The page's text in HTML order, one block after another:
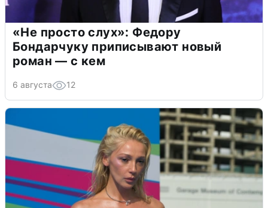
«Не просто слух»: Федору
Бондарчуку приписывают новый
роман — с кем
6 августа 12